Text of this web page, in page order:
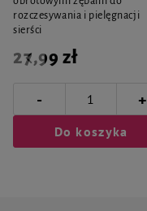
rozczesywania i pielęgnacji
sierści
27,99 zł
- +
Do koszyka